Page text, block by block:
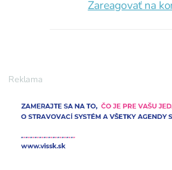
Zareagovať na